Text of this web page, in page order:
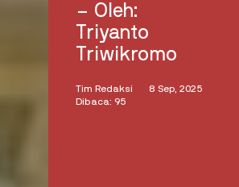
– Oleh:
Triyanto
Triwikromo
Tim Redaksi
8 Sep, 2025
Dibaca: 95